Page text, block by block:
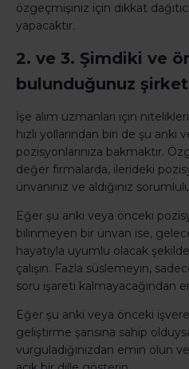
özgeçmişiniz için dikkat
yapacaktır.
2. ve 3. Şimdiki ve
bulunduğunuz şirket
İşe alım uzmanları için
hızlı yollarından biri de şu anki
pozisyonlarınıza bakmaktır.
değer firmalarda, ilerideki
ünvanınız ve aldığınız
Eğer şu anki veya önceki
bilinmeyen bir ünvan ise,
hayatıyla uyumlu olacak
çalışın. Fazla süslemeyin,
soru işareti kalmayacağından
Eğer şu anki veya önceki
geliştirme şansına sahip
vurguladığınızdan emin olun